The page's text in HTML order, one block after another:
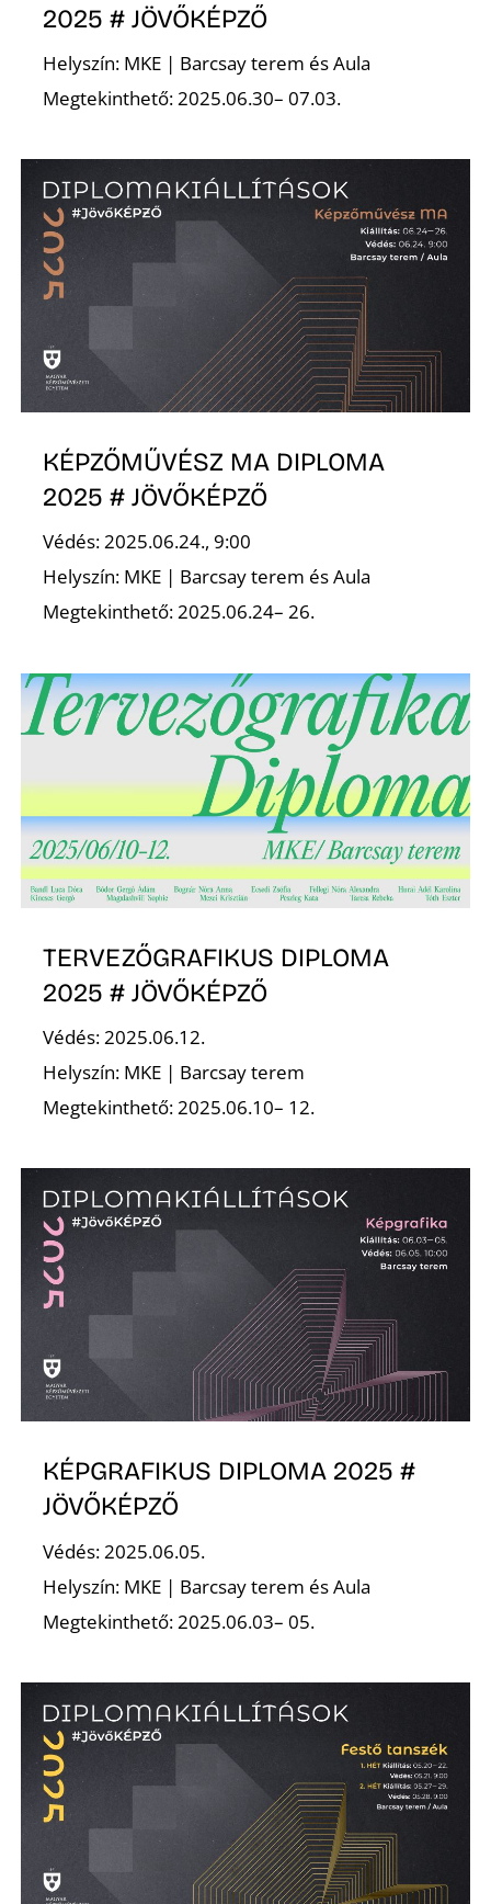
2025 # JÖVŐKÉPZŐ
Helyszín: MKE | Barcsay terem és Aula
Megtekinthető: 2025.06.30– 07.03.
KÉPZŐMŰVÉSZ MA DIPLOMA
2025 # JÖVŐKÉPZŐ
Védés: 2025.06.24., 9:00
Helyszín: MKE | Barcsay terem és Aula
Megtekinthető: 2025.06.24– 26.
TERVEZŐGRAFIKUS DIPLOMA
2025 # JÖVŐKÉPZŐ
Védés: 2025.06.12.
Helyszín: MKE | Barcsay terem
Megtekinthető: 2025.06.10– 12.
KÉPGRAFIKUS DIPLOMA 2025 #
JÖVŐKÉPZŐ
Védés: 2025.06.05.
Helyszín: MKE | Barcsay terem és Aula
Megtekinthető: 2025.06.03– 05.